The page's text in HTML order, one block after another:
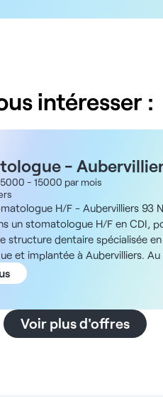
intéresser :
-
5000 - 15000 par mois
H/F - Aubervilliers 93
un stomatologue H/F en CDI,
structure dentaire spécialisée en
et implantée à Aubervilliers. Au
complètement dédiée au
intégrerez un établissement
de prothèses se trouve à
votre établissement, et vous
Voir plus d'offres